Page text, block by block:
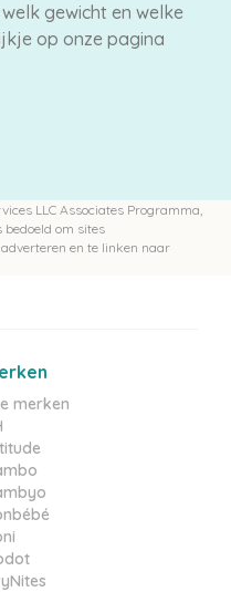
gewicht en welke
op onze pagina
LLC Associates Programma,
om sites
en te linken naar
merken